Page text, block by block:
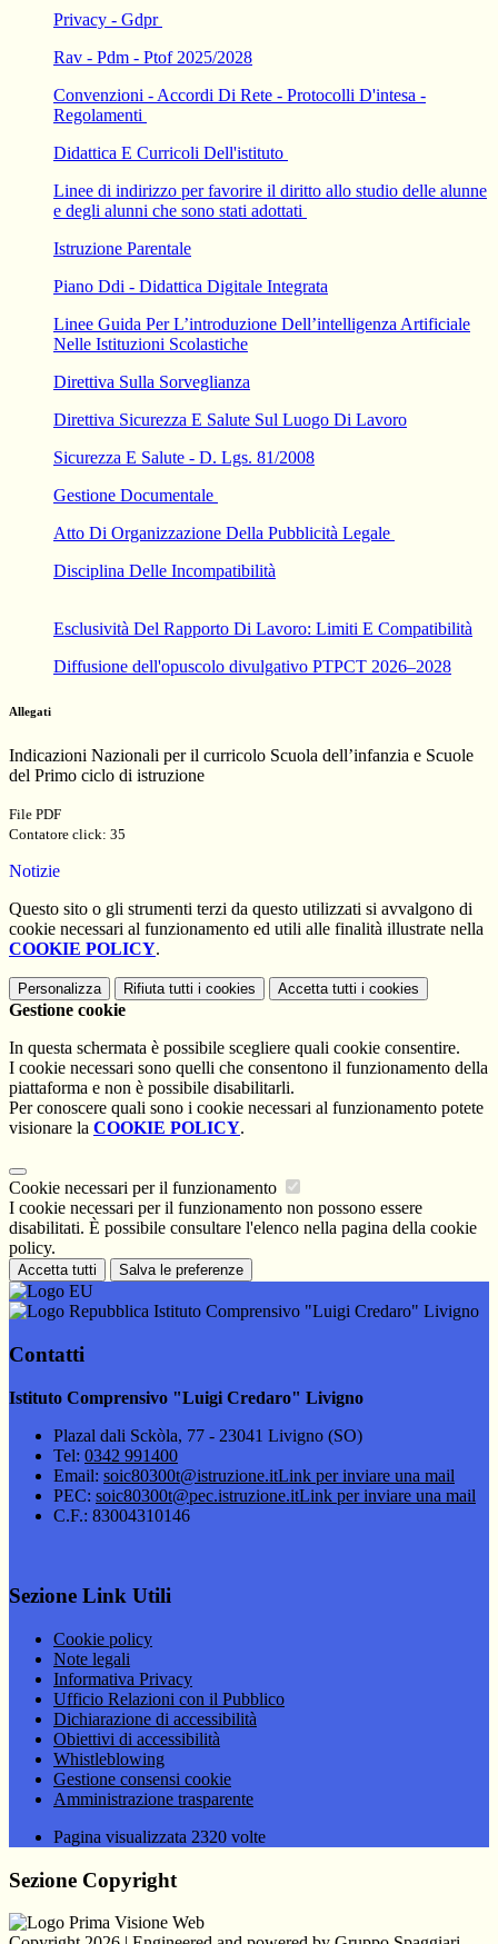
Privacy - Gdpr
Rav - Pdm - Ptof 2025/2028
Convenzioni - Accordi Di Rete - Protocolli D'intesa -
Regolamenti
Didattica E Curricoli Dell'istituto
Linee di indirizzo per favorire il diritto allo studio delle alunne
e degli alunni che sono stati adottati
Istruzione Parentale
Piano Ddi - Didattica Digitale Integrata
Linee Guida Per L’introduzione Dell’intelligenza Artificiale
Nelle Istituzioni Scolastiche
Direttiva Sulla Sorveglianza
Direttiva Sicurezza E Salute Sul Luogo Di Lavoro
Sicurezza E Salute - D. Lgs. 81/2008
Gestione Documentale
Atto Di Organizzazione Della Pubblicità Legale
Disciplina Delle Incompatibilità
Esclusività Del Rapporto Di Lavoro: Limiti E Compatibilità
Diffusione dell'opuscolo divulgativo PTPCT 2026–2028
Allegati
Indicazioni Nazionali per il curricolo Scuola dell’infanzia e Scuole
del Primo ciclo di istruzione
File PDF
Contatore click: 35
Notizie
Questo sito o gli strumenti terzi da questo utilizzati si avvalgono di
cookie necessari al funzionamento ed utili alle finalità illustrate nella
COOKIE POLICY.
Personalizza Rifiuta tutti i cookies Accetta tutti i cookies
Gestione cookie
In questa schermata è possibile scegliere quali cookie consentire.
I cookie necessari sono quelli che consentono il funzionamento della
piattaforma e non è possibile disabilitarli.
Per conoscere quali sono i cookie necessari al funzionamento potete
visionare la COOKIE POLICY.
Cookie necessari per il funzionamento
I cookie necessari per il funzionamento non possono essere
disabilitati. È possibile consultare l'elenco nella pagina della cookie
policy.
Accetta tutti Salva le preferenze
Istituto Comprensivo "Luigi Credaro" Livigno
Contatti
Istituto Comprensivo "Luigi Credaro" Livigno
Plazal dali Sckòla, 77 - 23041 Livigno (SO)
Tel: 0342 991400
Email: soic80300t@istruzione.itLink per inviare una mail
PEC: soic80300t@pec.istruzione.itLink per inviare una mail
C.F.: 83004310146
Sezione Link Utili
Cookie policy
Note legali
Informativa Privacy
Ufficio Relazioni con il Pubblico
Dichiarazione di accessibilità
Obiettivi di accessibilità
Whistleblowing
Gestione consensi cookie
Amministrazione trasparente
Pagina visualizzata 2320 volte
Sezione Copyright